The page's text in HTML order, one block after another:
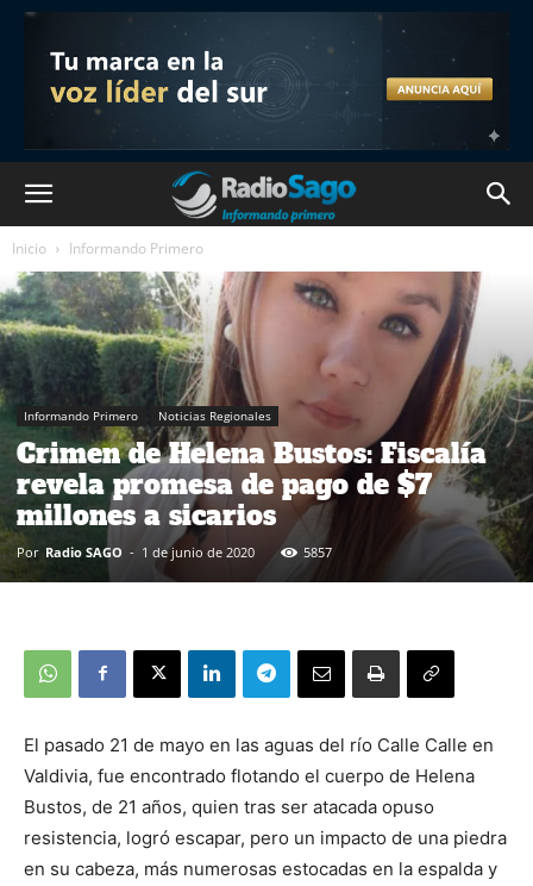
Inicio Informando Primero
Informando Primero Noticias Regionales
Crimen de Helena Bustos: Fiscalía
revela promesa de pago de $7
millones a sicarios
Por Radio SAGO - 1 de junio de 2020 5857
El pasado 21 de mayo en las aguas del río Calle Calle en
Valdivia, fue encontrado flotando el cuerpo de Helena
Bustos, de 21 años, quien tras ser atacada opuso
resistencia, logró escapar, pero un impacto de una piedra
en su cabeza, más numerosas estocadas en la espalda y